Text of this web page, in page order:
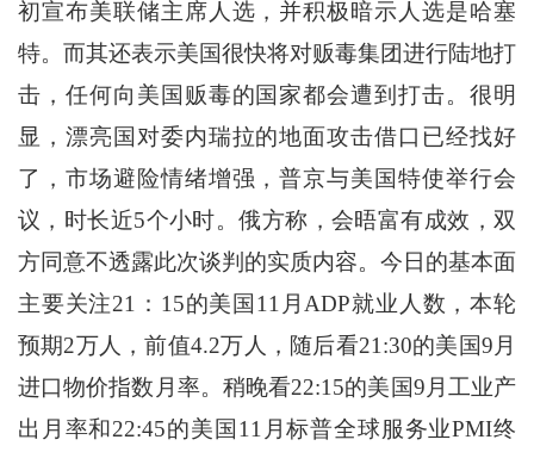
初宣布美联储主席人选，并积极暗示人选是哈塞
特。而其还表示美国很快将对贩毒集团进行陆地打
击，任何向美国贩毒的国家都会遭到打击。很明
显，漂亮国对委内瑞拉的地面攻击借口已经找好
了，市场避险情绪增强，普京与美国特使举行会
议，时长近5个小时。俄方称，会晤富有成效，双
方同意不透露此次谈判的实质内容。今日的基本面
主要关注21：15的美国11月ADP就业人数，本轮
预期2万人，前值4.2万人，随后看21:30的美国9月
进口物价指数月率。稍晚看22:15的美国9月工业产
出月率和22:45的美国11月标普全球服务业PMI终